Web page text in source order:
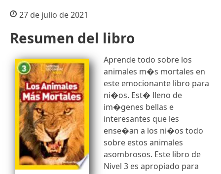
27 de julio de 2021
Resumen del libro
Aprende todo sobre los
animales m�s mortales en
este emocionante libro para
ni�os. Est� lleno de
im�genes bellas e
interesantes que les
ense�an a los ni�os todo
sobre estos animales
asombrosos. Este libro de
Nivel 3 es apropiado para